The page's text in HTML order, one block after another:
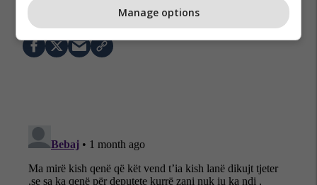
Zgjedhjet 2026
Manage options